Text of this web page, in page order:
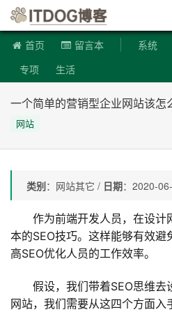
首页 留言本 系统
专项
生活
一个简单的营销型企业网站该怎
网站
类别：网站其它 / 日期：2020-
作为前端开发人员，在设计
本的SEO技巧。这样能够有效
高SEO优化人员的工作效率。
假设，我们带着SEO思维
网站，我们需要从这四个方面入